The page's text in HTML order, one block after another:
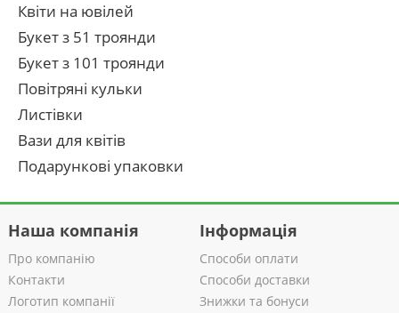
Квіти на ювілей
Букет з 51 троянди
Букет з 101 троянди
Повітряні кульки
Листівки
Вази для квітів
Подарункові упаковки
Наша компанія
Про компанію
Контакти
Логотип компанії
Інформація
Способи оплати
Способи доставки
Знижки та бонуси